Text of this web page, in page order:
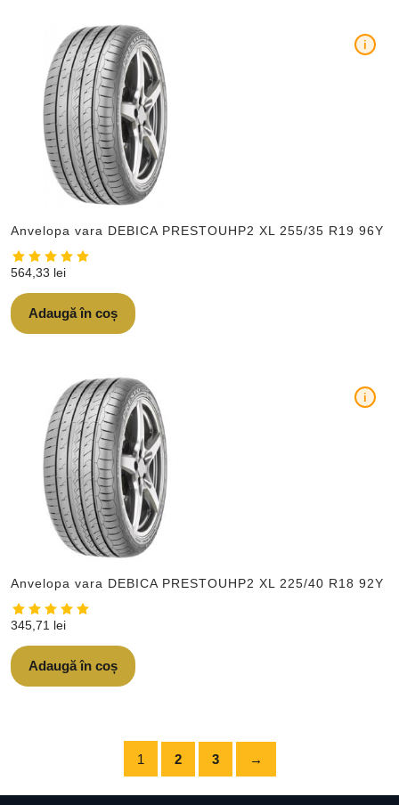
Anvelopa vara DEBICA PRESTOUHP2 XL 255/35 R19 96Y
i
564,33 lei
Adaugă în coș
Anvelopa vara DEBICA PRESTOUHP2 XL 225/40 R18 92Y
i
345,71 lei
Adaugă în coș
1 2 3 →